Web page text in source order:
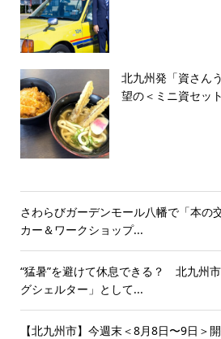
北九州発「資さん
望の＜ミニ資セッ
さわらびガーデンモール八幡で「本
カー＆ワークショップ...
“猛暑”を避けて休息できる？ 北九州
グシェルター」として...
【北九州市】今週末＜8月8日〜9日＞